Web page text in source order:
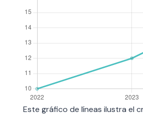
Este gráfico de líneas ilustra el